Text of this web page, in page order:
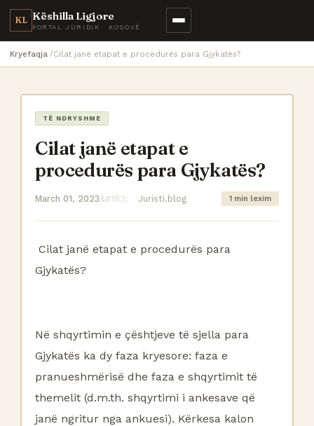
KL Këshilla Ligjore
PORTAL JURIDIK · KOSOVË
Kryefaqja Cilat janë etapat e procedurës para Gjykatës?
TË NDRYSHME
Cilat janë etapat e
procedurës para Gjykatës?
March 01, 2023 Juristi.blog 1 min lexim
Cilat janë etapat e procedurës para
Gjykatës?
Në shqyrtimin e çështjeve të sjella para
Gjykatës ka dy faza kryesore: faza e
pranueshmërisë dhe faza e shqyrtimit të
themelit (d.m.th. shqyrtimi i ankesave që
janë ngritur nga ankuesi). Kërkesa kalon